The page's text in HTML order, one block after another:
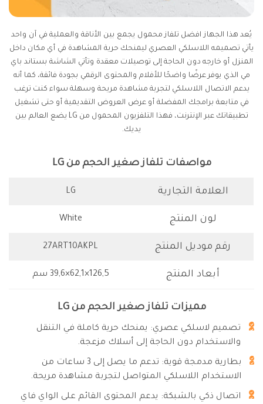
يُعد هذا الجهاز افضل تلفاز محمول يجمع بين الأناقة والعملية في آن واحد
يأتي تصميمه اللاسلكي العصري ليمنحك حرية المشاهدة في أي مكان داخل
المنزل أو خارجه دون الحاجة إلى توصيلات معقدة وتأتي الشاشة بستاند باي
مي الذي يوفر عرضًا واضحًا للأفلام والمحتوى الرقمي بجودة فائقة، كما أنه
يدعم الاتصال اللاسلكي لتجربة مشاهدة مريحة وسهلة سواء كنت ترغب
في متابعة برامجك المفضلة أو عرض العروض التقديمية أو حتى تشغيل
تطبيقاتك عبر الإنترنت، فهذا التلفزيون المحمول من LG يضع العالم بين
يديك.
مواصفات تلفاز صغير الحجم من LG
العلامة التجارية LG
لون المنتج White
رقم موديل المنتج 27ART10AKPL
أبعاد المنتج ‎ 39,6×62,1×126,5سم
مميزات تلفاز صغير الحجم من LG
تصميم لاسلكي عصري: يمنحك حرية كاملة في التنقل
والاستخدام دون الحاجة إلى أسلاك مزعجة.
بطارية مدمجة قوية: تدعم ما يصل إلى 3 ساعات من
الاستخدام اللاسلكي المتواصل لتجربة مشاهدة مريحة.
اتصال ذكي بالشبكة: يدعم المحتوى القائم على الواي فاي